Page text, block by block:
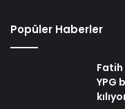
Popüler Haberler
Fatih
YPG